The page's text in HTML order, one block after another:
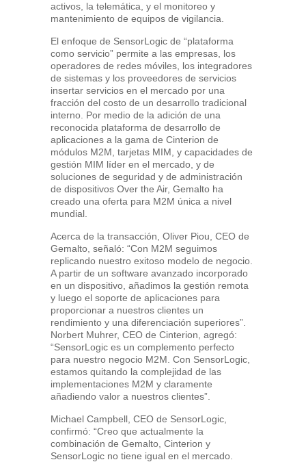
activos, la telemática, y el monitoreo y
mantenimiento de equipos de vigilancia.
El enfoque de SensorLogic de “plataforma
como servicio” permite a las empresas, los
operadores de redes móviles, los integradores
de sistemas y los proveedores de servicios
insertar servicios en el mercado por una
fracción del costo de un desarrollo tradicional
interno. Por medio de la adición de una
reconocida plataforma de desarrollo de
aplicaciones a la gama de Cinterion de
módulos M2M, tarjetas MIM, y capacidades de
gestión MIM líder en el mercado, y de
soluciones de seguridad y de administración
de dispositivos Over the Air, Gemalto ha
creado una oferta para M2M única a nivel
mundial.
Acerca de la transacción, Oliver Piou, CEO de
Gemalto, señaló: “Con M2M seguimos
replicando nuestro exitoso modelo de negocio.
A partir de un software avanzado incorporado
en un dispositivo, añadimos la gestión remota
y luego el soporte de aplicaciones para
proporcionar a nuestros clientes un
rendimiento y una diferenciación superiores”.
Norbert Muhrer, CEO de Cinterion, agregó:
“SensorLogic es un complemento perfecto
para nuestro negocio M2M. Con SensorLogic,
estamos quitando la complejidad de las
implementaciones M2M y claramente
añadiendo valor a nuestros clientes”.
Michael Campbell, CEO de SensorLogic,
confirmó: “Creo que actualmente la
combinación de Gemalto, Cinterion y
SensorLogic no tiene igual en el mercado.